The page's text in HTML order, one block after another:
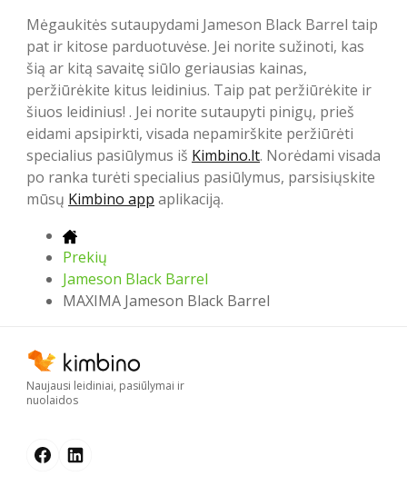
Mėgaukitės sutaupydami Jameson Black Barrel taip
pat ir kitose parduotuvėse. Jei norite sužinoti, kas
šią ar kitą savaitę siūlo geriausias kainas,
peržiūrėkite kitus leidinius. Taip pat peržiūrėkite ir
šiuos leidinius! . Jei norite sutaupyti pinigų, prieš
eidami apsipirkti, visada nepamirškite peržiūrėti
specialius pasiūlymus iš Kimbino.lt. Norėdami visada
po ranka turėti specialius pasiūlymus, parsisiųskite
mūsų Kimbino app aplikaciją.
Prekių
Jameson Black Barrel
MAXIMA Jameson Black Barrel
Naujausi leidiniai, pasiūlymai ir
nuolaidos